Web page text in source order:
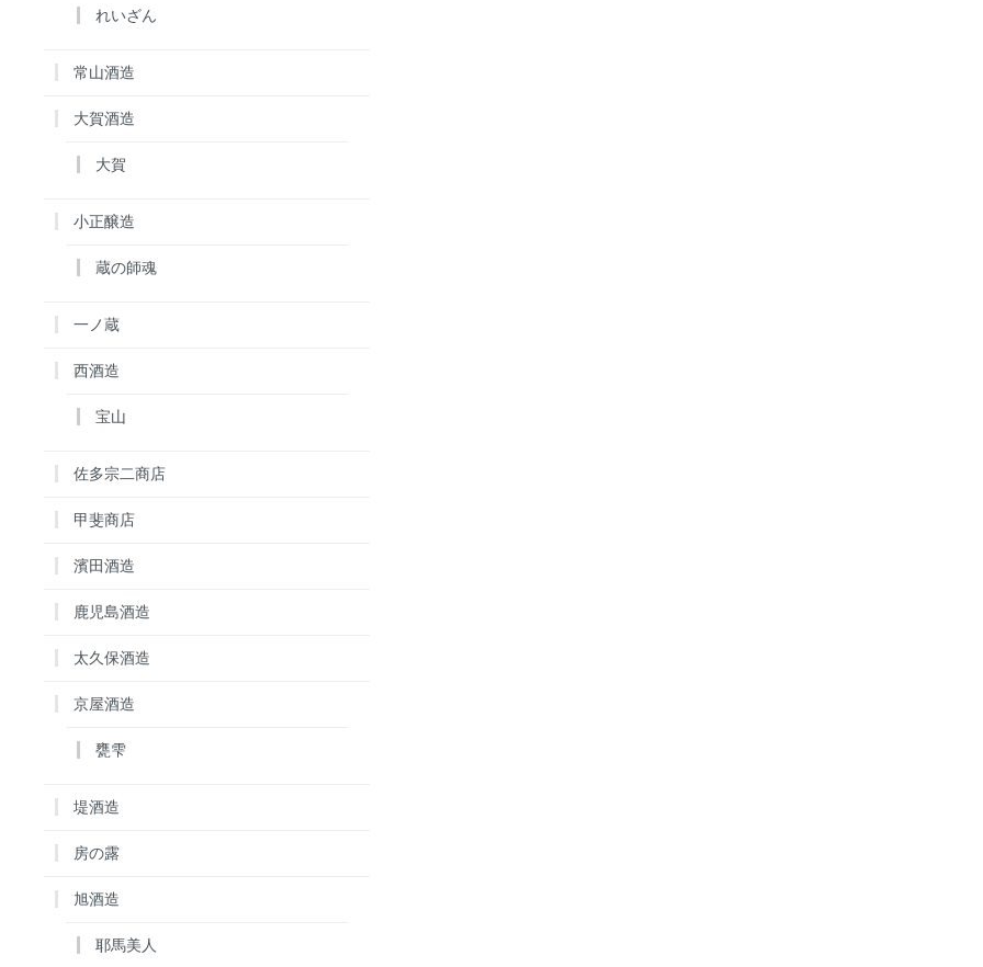
れいざん
常山酒造
大賀酒造
大賀
小正醸造
蔵の師魂
一ノ蔵
西酒造
宝山
佐多宗二商店
甲斐商店
濱田酒造
鹿児島酒造
太久保酒造
京屋酒造
甕雫
堤酒造
房の露
旭酒造
耶馬美人